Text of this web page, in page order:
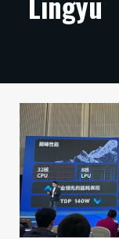
ARTIKKELIT
TECHBBS
TIETOA
HINTA.FI
KAUPPA
VAIHDA TEEMA